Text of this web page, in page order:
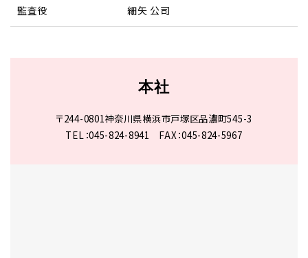
監査役
細矢 公司
本社
〒244-0801神奈川県横浜市戸塚区品濃町545-3
TEL：045-824-8941 FAX：045-824-5967